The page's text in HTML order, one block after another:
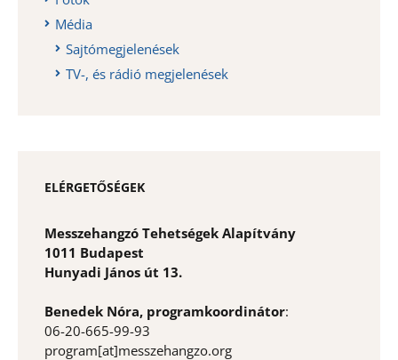
Média
Sajtómegjelenések
TV-, és rádió megjelenések
ELÉRGETŐSÉGEK
Messzehangzó Tehetségek Alapítvány
1011 Budapest
Hunyadi János út 13.
Benedek Nóra, programkoordinátor:
06-20-665-99-93
program[at]messzehangzo.org